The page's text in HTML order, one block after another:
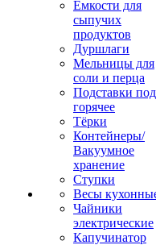
Емкости для
сыпучих
продуктов
Дуршлаги
Мельницы для
соли и перца
Подставки под
горячее
Тёрки
Контейнеры/
Вакуумное
хранение
Ступки
Весы
Чайники
электрические
Капучинатор